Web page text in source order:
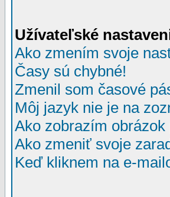
Užívateľské
Ako zmením svoje
Časy sú chybné!
Zmenil som časové
Môj jazyk nie je na
Ako zobrazím
Ako zmeniť svoje
Keď kliknem na e-